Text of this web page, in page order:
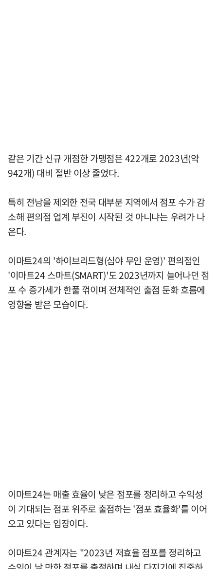
같은 기간 신규 개점한 가맹점은 422개로 2023년(약
942개) 대비 절반 이상 줄었다.
특히 전남을 제외한 전국 대부분 지역에서 점포 수가 감
소해 편의점 업계 부진이 시작된 것 아니냐는 우려가 나
온다.
이마트24의 '하이브리드형(심야 무인 운영)' 편의점인
'이마트24 스마트(SMART)'도 2023년까지 늘어나던 점
포 수 증가세가 한풀 꺾이며 전체적인 출점 둔화 흐름에
영향을 받은 모습이다.
이마트24는 매출 효율이 낮은 점포를 정리하고 수익성
이 기대되는 점포 위주로 출점하는 '점포 효율화'를 이어
오고 있다는 입장이다.
이마트24 관계자는 "2023년 저효율 점포를 정리하고